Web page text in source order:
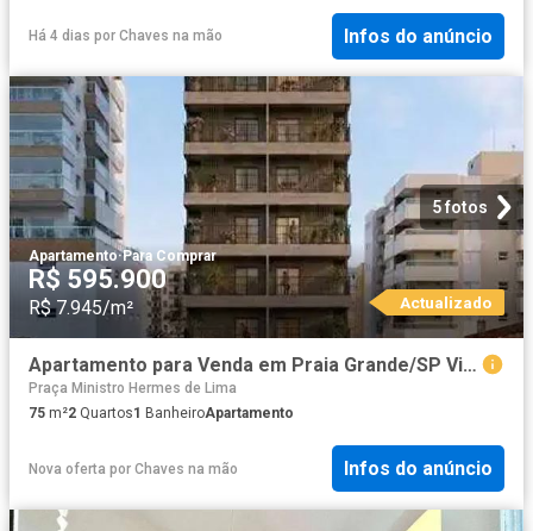
Há 4 dias por Chaves na mão Infos do anúncio
5 fotos
Apartamento·Para Comprar
R$ 595.900
R$ 7.945/m² Actualizado
Apartamento para Venda em Praia Grande/SP Vila Caiçara 2 Quartos
Praça Ministro Hermes de Lima
75 m²2 Quartos1 BanheiroApartamento
Nova oferta por Chaves na mão Infos do anúncio